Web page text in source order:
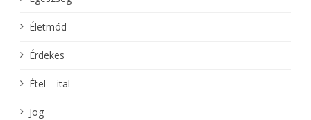
Életmód
Érdekes
Étel – ital
Jog